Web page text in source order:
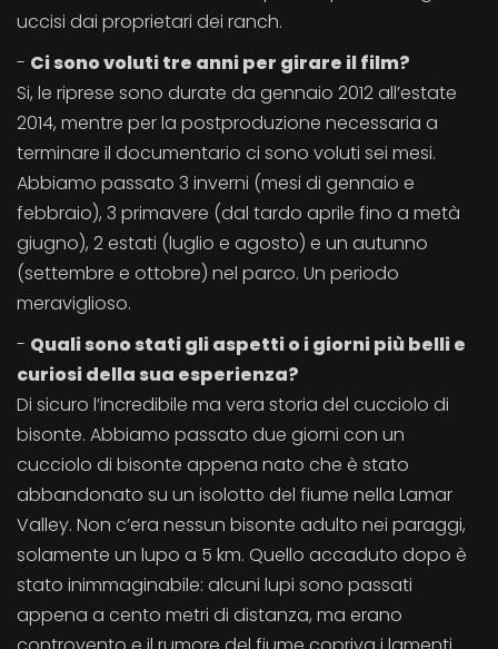
uccisi dai proprietari dei ranch.
- Ci sono voluti tre anni per girare il film?
Si, le riprese sono durate da gennaio 2012 all’estate
2014, mentre per la postproduzione necessaria a
terminare il documentario ci sono voluti sei mesi.
Abbiamo passato 3 inverni (mesi di gennaio e
febbraio), 3 primavere (dal tardo aprile fino a metà
giugno), 2 estati (luglio e agosto) e un autunno
(settembre e ottobre) nel parco. Un periodo
meraviglioso.
- Quali sono stati gli aspetti o i giorni più belli e
curiosi della sua esperienza?
Di sicuro l’incredibile ma vera storia del cucciolo di
bisonte. Abbiamo passato due giorni con un
cucciolo di bisonte appena nato che è stato
abbandonato su un isolotto del fiume nella Lamar
Valley. Non c’era nessun bisonte adulto nei paraggi,
solamente un lupo a 5 km. Quello accaduto dopo è
stato inimmaginabile: alcuni lupi sono passati
appena a cento metri di distanza, ma erano